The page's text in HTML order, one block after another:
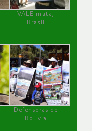
VALE mata,
Brasil
Defensoras de
Bolivia